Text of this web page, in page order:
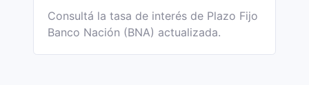
Consultá la tasa de interés de Plazo Fijo
Banco Nación (BNA) actualizada.